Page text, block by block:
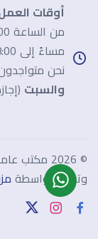
أوقات
مساءً إلى 8:00 مساءً.
نحن
والسبت
©
2026
وتطوير بواسطة